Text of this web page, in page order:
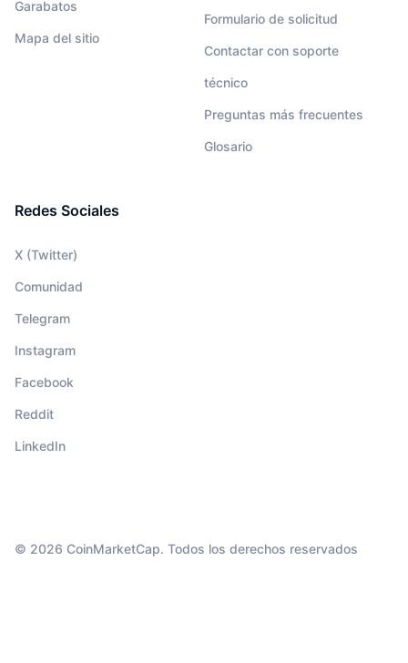
Garabatos
Mapa del sitio
Formulario de solicitud
Contactar con soporte
técnico
Preguntas más frecuentes
Glosario
Redes Sociales
X (Twitter)
Comunidad
Telegram
Instagram
Facebook
Reddit
LinkedIn
© 2026 CoinMarketCap. Todos los derechos reservados